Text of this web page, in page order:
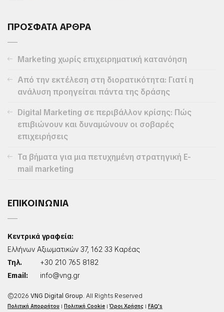
ΠΡΟΣΦΑΤΑ ΑΡΘΡΑ
Marketing χωρίς επιχειρηματική κατανόηση
Από την εκτέλεση στη διορατικότητα: Γιατί η
ανάλυση προηγείται πάντα της δράσης
Digital Marketing σε περιβάλλον κρίσης: Πώς
επιβιώνουν και δυναμώνουν οι σοβαρές
επιχειρήσεις
Τα βήματα για μια πετυχημένη στρατηγική E-
mail marketing
ΕΠΙΚΟΙΝΩΝΙΑ
Κεντρικά γραφεία:
Ελλήνων Αξιωματικών 37, 162 33 Καρέας
Τηλ.
+30 210 765 8182
Email:
info@vng.gr
©2026 VNG Digital Group. All Rights Reserved
Πολιτική Απορρήτου | Πολιτική Cookie |Όροι Χρήσης | FAQ's